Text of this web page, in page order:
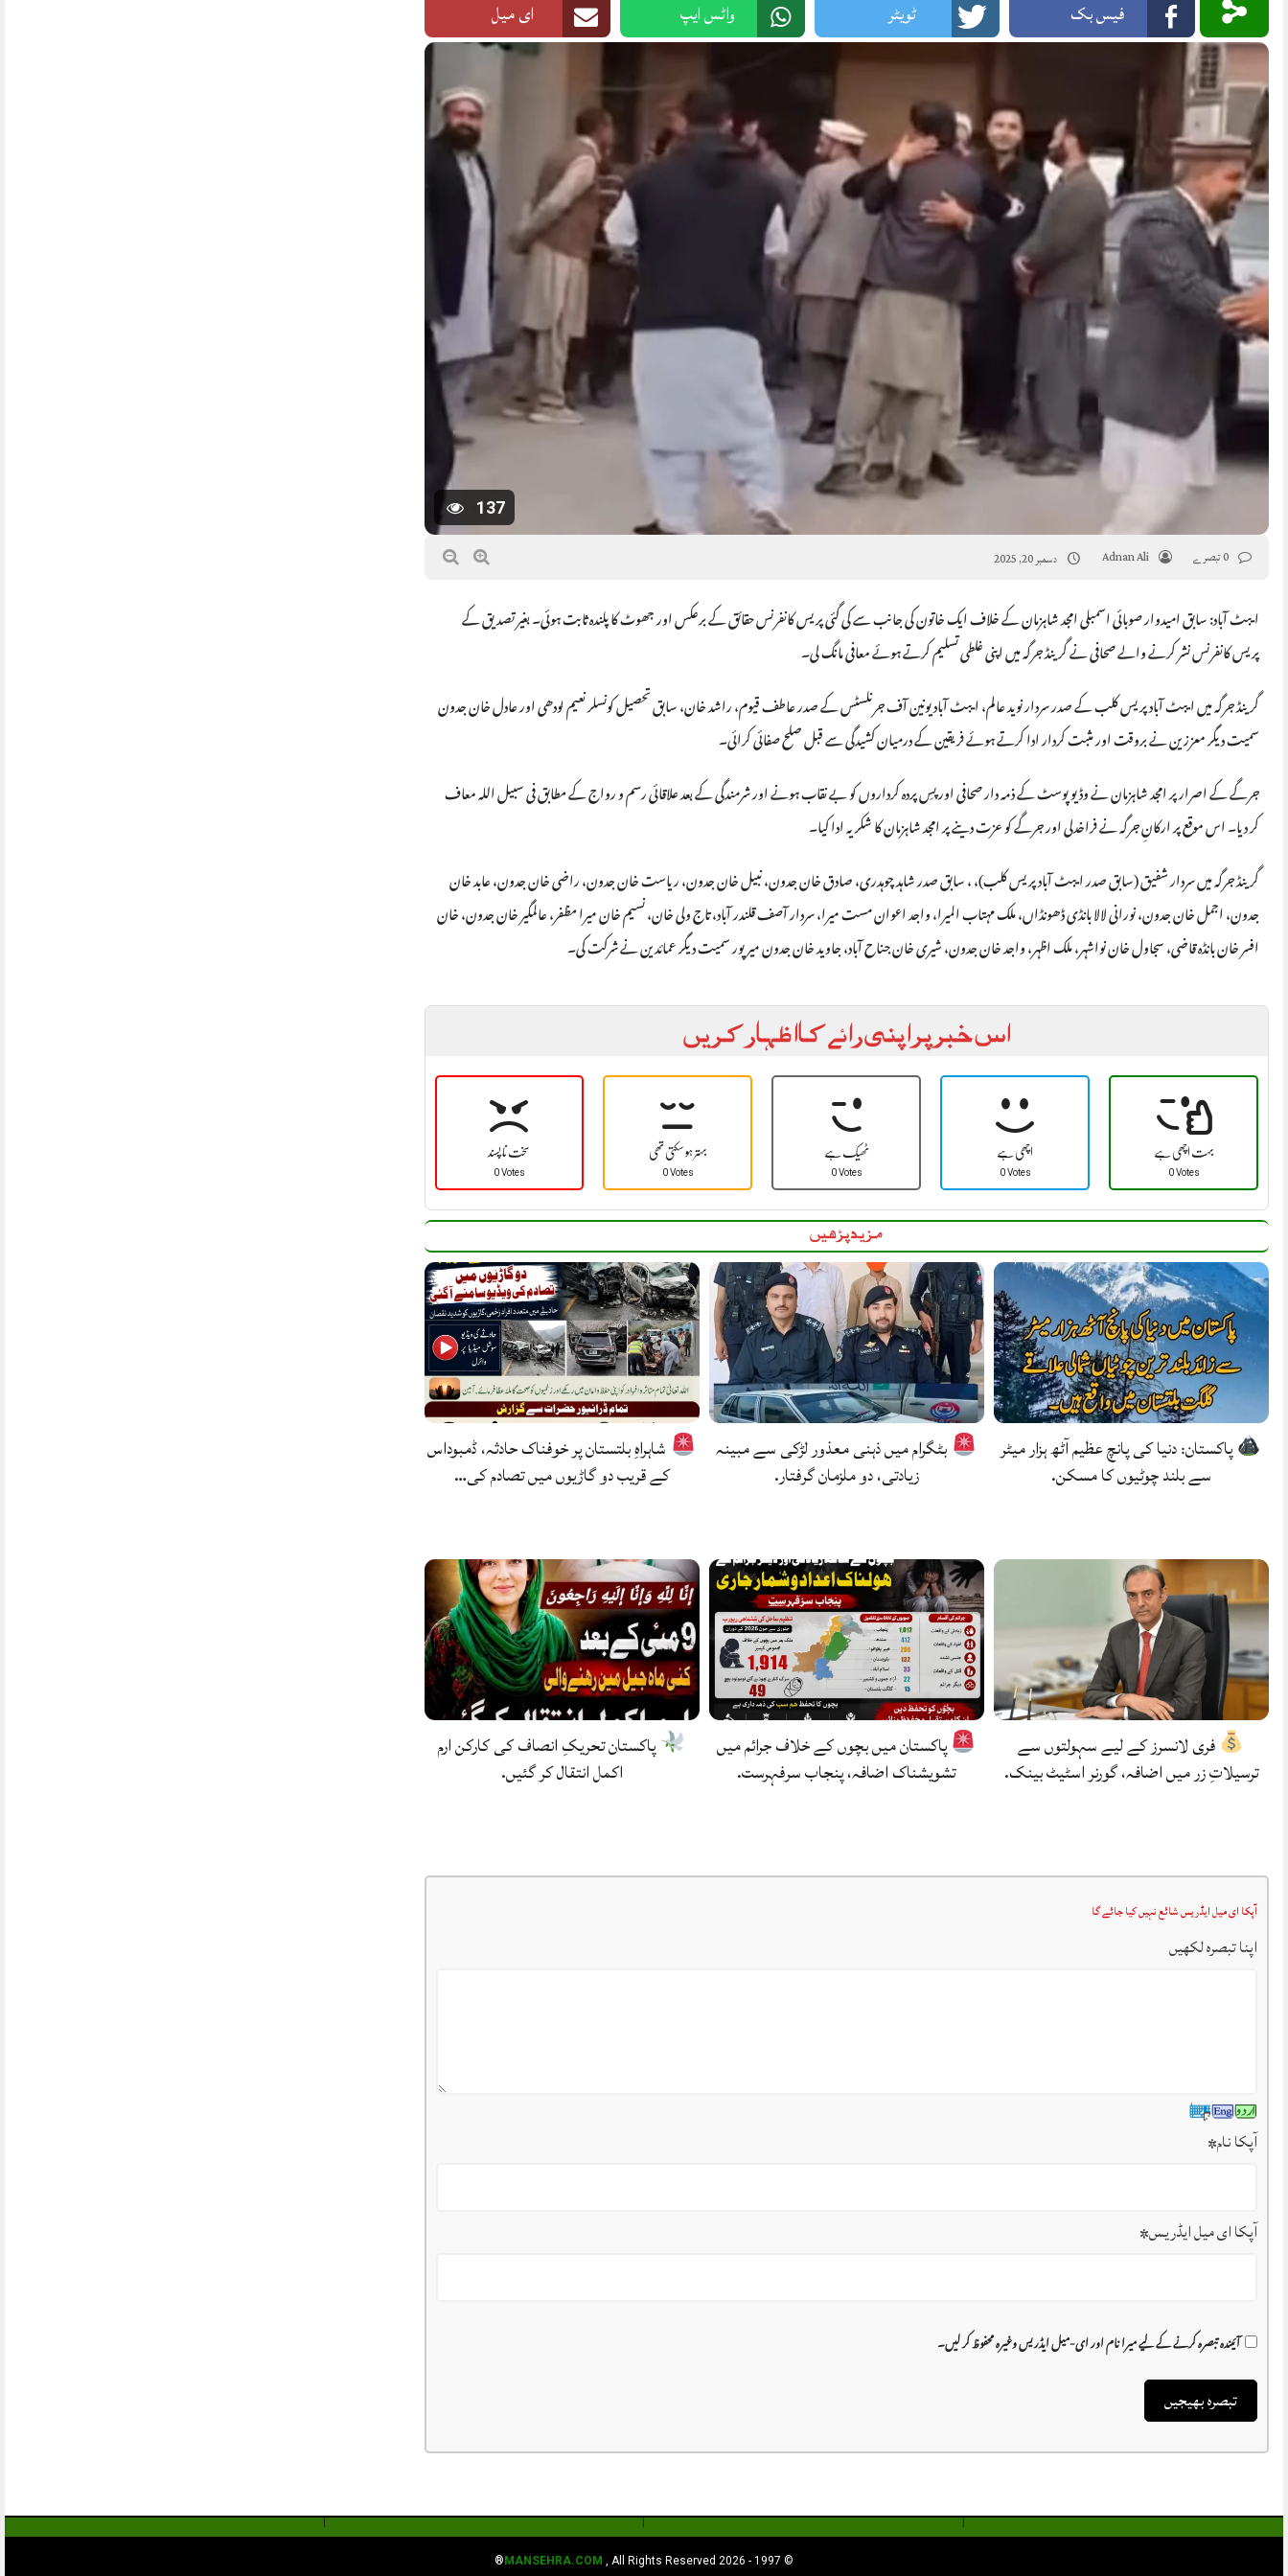
فیس بک ٹویٹر واٹس ایپ ای میل
137
Adnan Ali دسمبر 20, 2025
ایبٹ آباد: سابق امیدوار صوبائی اسمبلی امجد شاہزمان کے خلاف ایک خاتون کی جانب سے کی گئی پریس کانفرنس حقائق کے برعکس اور جھوٹ کا پلندہ ثابت ہوئی۔ بغیر تصدیق کے
پریس کانفرنس نشر کرنے والے صحافی نے گرینڈ جرگہ میں اپنی غلطی تسلیم کرتے ہوئے معافی مانگ لی۔
گرینڈ جرگہ میں ایبٹ آباد پریس کلب کے صدر سردار نوید عالم، ایبٹ آباد یونین آف جرنلسٹس کے صدر عاطف قیوم، راشد خان، سابق تحصیل کونسلر نعیم لودھی اور عادل خان جدون
سمیت دیگر معززین نے بروقت اور مثبت کردار ادا کرتے ہوئے فریقین کے درمیان کشیدگی سے قبل صلح صفائی کرائی۔
جرگے کے اصرار پر امجد شاہزمان نے وڈیو پوسٹ کے ذمہ دار صحافی اور پسِ پردہ کرداروں کو بے نقاب ہونے اور شرمندگی کے بعد علاقائی رسم و رواج کے مطابق فی سبیل اللہ معاف
کر دیا۔ اس موقع پر ارکانِ جرگہ نے فراخدلی اور جرگے کو عزت دینے پر امجد شاہزمان کا شکریہ ادا کیا۔
گرینڈ جرگہ میں سردار شفیق (سابق صدر ایبٹ آباد پریس کلب)، ، سابق صدر شاہد چوہدری، صادق خان جدون، نبیل خان جدون، ریاست خان جدون، راضی خان جدون، عابد خان
جدون، اجمل خان جدون، نورانی لالا بانڈی ڈھونڈاں، ملک مہتاب المیرا، واجد اعوان مست میرا، سردار آصف قلندر آباد، تاج ولی خان، نسیم خان میرا مظفر، عالمگیر خان جدون، خان
افسر خان بانڈہ قاضی، سجاول خان نواشہر، ملک اظہر، واجد خان جدون، شیری خان جناح آباد، جاوید خان جدون میرپور سمیت دیگر عمائدین نے شرکت کی۔
اس خبر پر اپنی رائے کا اظہار کریں
سخت نا پسند
0 Votes
بہتر ہو سکتی تھی
0 Votes
ٹھیک ہے
0 Votes
اچھی ہے
0 Votes
بہت اچھی ہے
0 Votes
مزید پڑھیں
پاکستان: دنیا کی پانچ عظیم آٹھ ہزار میٹر
سے بلند چوٹیوں کا مسکن.
بٹگرام میں ذہنی معذور لڑکی سے مبینہ
زیادتی، دو ملزمان گرفتار.
شاہراہِ بلتستان پر خوفناک حادثہ، ڈمبوداس
کے قریب دو گاڑیوں میں تصادم کی…
فری لانسرز کے لیے سہولتوں سے
ترسیلاتِ زر میں اضافہ، گورنر اسٹیٹ بینک.
پاکستان میں بچوں کے خلاف جرائم میں
تشویشناک اضافہ، پنجاب سرفہرست.
پاکستان تحریکِ انصاف کی کارکن ارم
اکمل انتقال کر گئیں.
آپکا ای میل ایڈریس شائع نہیں کیا جائے گا
اپنا تبصرہ لکھیں
آپکا نام*
آپکا ای میل ایڈریس*
آئیندہ تبصرہ کرنے کے لیے میرا نام اور ای-میل ایڈریس وغیرہ محفوظ کر لیں۔
© 1997 - 2026
MANSEHRA.COM , All Rights Reserved®